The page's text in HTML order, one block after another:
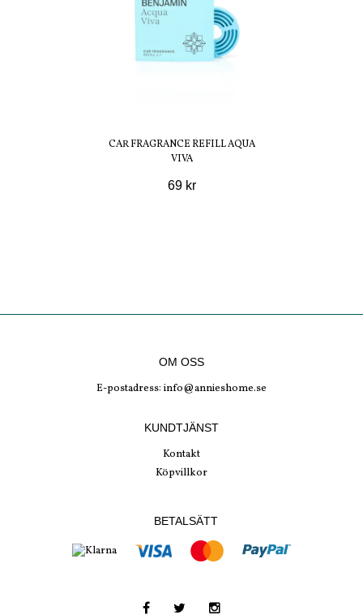
CAR FRAGRANCE REFILL AQUA
VIVA
69 kr
OM OSS
E-postadress: info@annieshome.se
KUNDTJÄNST
Kontakt
Köpvillkor
BETALSÄTT